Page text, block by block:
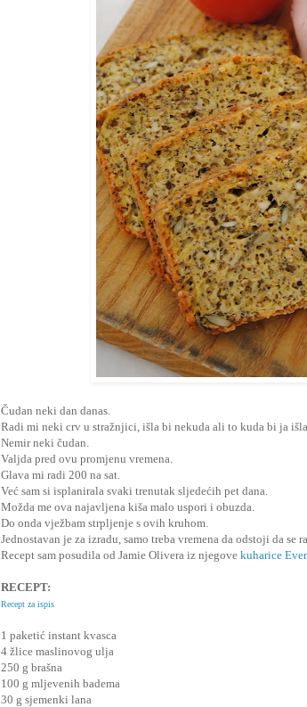
Čudan neki dan danas.
Radi mi neki crv u stražnjici, išla bi nekuda ali to kuda bi ja
Nemir neki čudan.
Valjda pred ovu promjenu vremena.
Glava mi radi 200 na sat.
Već sam si isplanirala svaki trenutak sljedećih pet dana.
Možda me ova najavljena kiša malo uspori i obuzda.
Do onda vježbam strpljenje s ovih kruhom.
Jednostavan je za izradu, samo treba vremena da odstoji da se
Recept sam posudila od Jamie Olivera iz njegove kuharice
RECEPT:
Recept za ispis
1 paketić instant kvasca
4 žlice maslinovog ulja
250 g brašna
100 g mljevenih badema
30 g sjemenki lana